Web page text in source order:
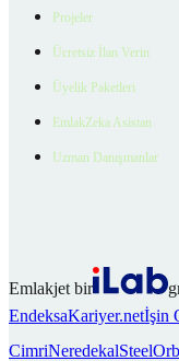
Projeler
Ücretsiz İlan Verin
Üyelik Paketleri
EmlakZeka Asistan
Uzman Danışmanlar
Emlakjet bir
EndeksaKariyer.netİşin
CimriNeredekal